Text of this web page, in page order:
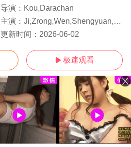
导演： Kou,Darachan
主演： Ji,Zrong,Wen,Shengyuan,Keo,Sinak
更新时间： 2026-06-02
 极速观看